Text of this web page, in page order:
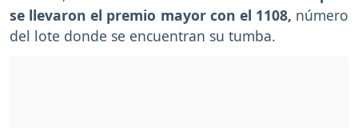
se llevaron el premio mayor con el 1108, número
del lote donde se encuentran su tumba.